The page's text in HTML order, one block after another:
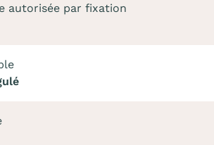
autorisée par fixation